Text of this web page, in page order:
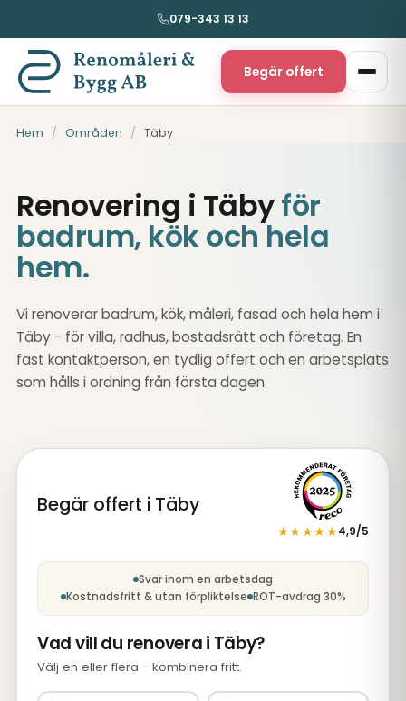
079-343 13 13
Begär offert
Hem / Områden / Täby
Renovering i Täbyför
badrum, kök och hela
hem.
Vi renoverar badrum, kök, måleri, fasad och hela hem i
Täby - för villa, radhus, bostadsrätt och företag. En
fast kontaktperson, en tydlig offert och en arbetsplats
som hålls i ordning från första dagen.
Begär offert i Täby
★★★★★4,9/5
Steg 1 av 5: TjänstSvar inom en arbetsdag
Kostnadsfritt & utan förpliktelse ROT-avdrag 30%
Vad vill du renovera i Täby?
Välj en eller flera - kombinera fritt.